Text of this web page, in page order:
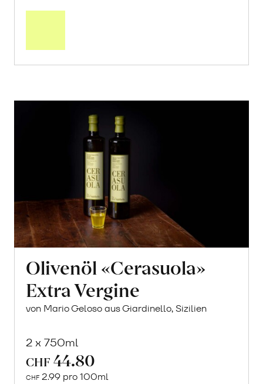
Olivenöl «Cerasuola»
Extra Vergine
von Mario Geloso aus Giardinello, Sizilien
2 x 750ml
CHF 44.80
CHF 2.99 pro 100ml